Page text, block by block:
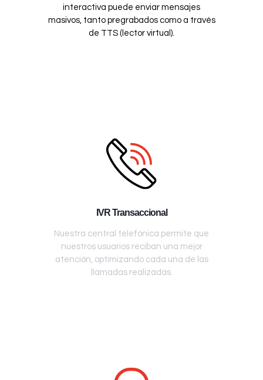
interactiva puede enviar mensajes
masivos, tanto pregrabados como a través
de TTS (lector virtual).
IVR Transaccional
Nuestra central telefónica permite que
nuestros usuarios reciban una mejor
atención, optimizando cada una de las
llamadas realizadas.